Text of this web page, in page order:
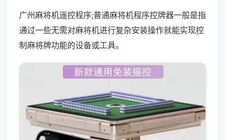
广州麻将机遥控程序;普通麻将机程序控牌器一般是指
通过一些无需对麻将机进行复杂安装操作就能实现控
制麻将牌功能的设备或工具。